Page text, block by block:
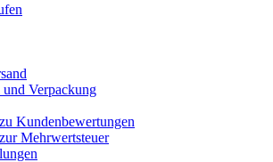
Verpackung
Kundenbewertungen
Mehrwertsteuer